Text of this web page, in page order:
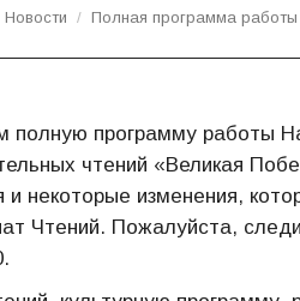
Новости Полная программа
полную программу работы
чтений «Великая
и некоторые изменения,
Чтений. Пожалуйста,